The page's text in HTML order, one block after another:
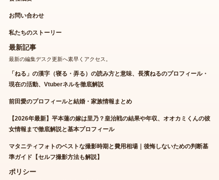
お問い合わせ
私たちのストーリー
最新記事
最新の編集デスク更新へ素早くアクセス。
「ねる」の漢字（寝る・弄る）の読み方と意味、長濱ねるのプロフィール・
現在の活動、Vtuberネルを徹底解説
前田愛のプロフィールと結婚・家族情報まとめ
【2026年最新】平本蓮の嫁は里乃？皇治戦の結果や年収、オオカミくんの彼
女情報まで徹底解説と基本プロフィール
マタニティフォトのベストな撮影時期と費用相場｜後悔しないための判断基
準ガイド【セルフ撮影方法も解説】
ポリシー